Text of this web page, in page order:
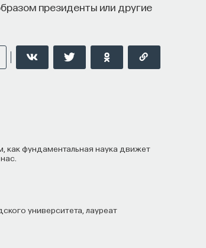
президенты или другие